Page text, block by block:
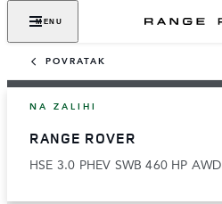
MENU
POVRATAK
NA ZALIHI
RANGE ROVER
HSE 3.0 PHEV SWB 460 HP AWD